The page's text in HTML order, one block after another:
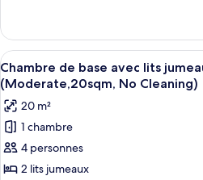
non-
fumeur
(Moderate
15sqm,
No
Cleaning)
Chambre
double,
non-
fumeur
(Moderate
15sqm,
No
Cleaning)
Afficher
toutes
les
photos
pour
ce
type
7
Chambre de base avec lits
(Moderate,20sqm, No Cleaning)
20 m²
1 chambre
4 personnes
2 lits jumeaux